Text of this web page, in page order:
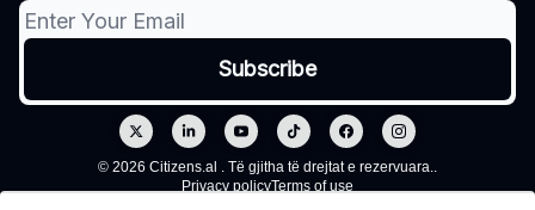
© 2026 Citizens.al . Të gjitha të drejtat e rezervuara..
Privacy policyTerms of use